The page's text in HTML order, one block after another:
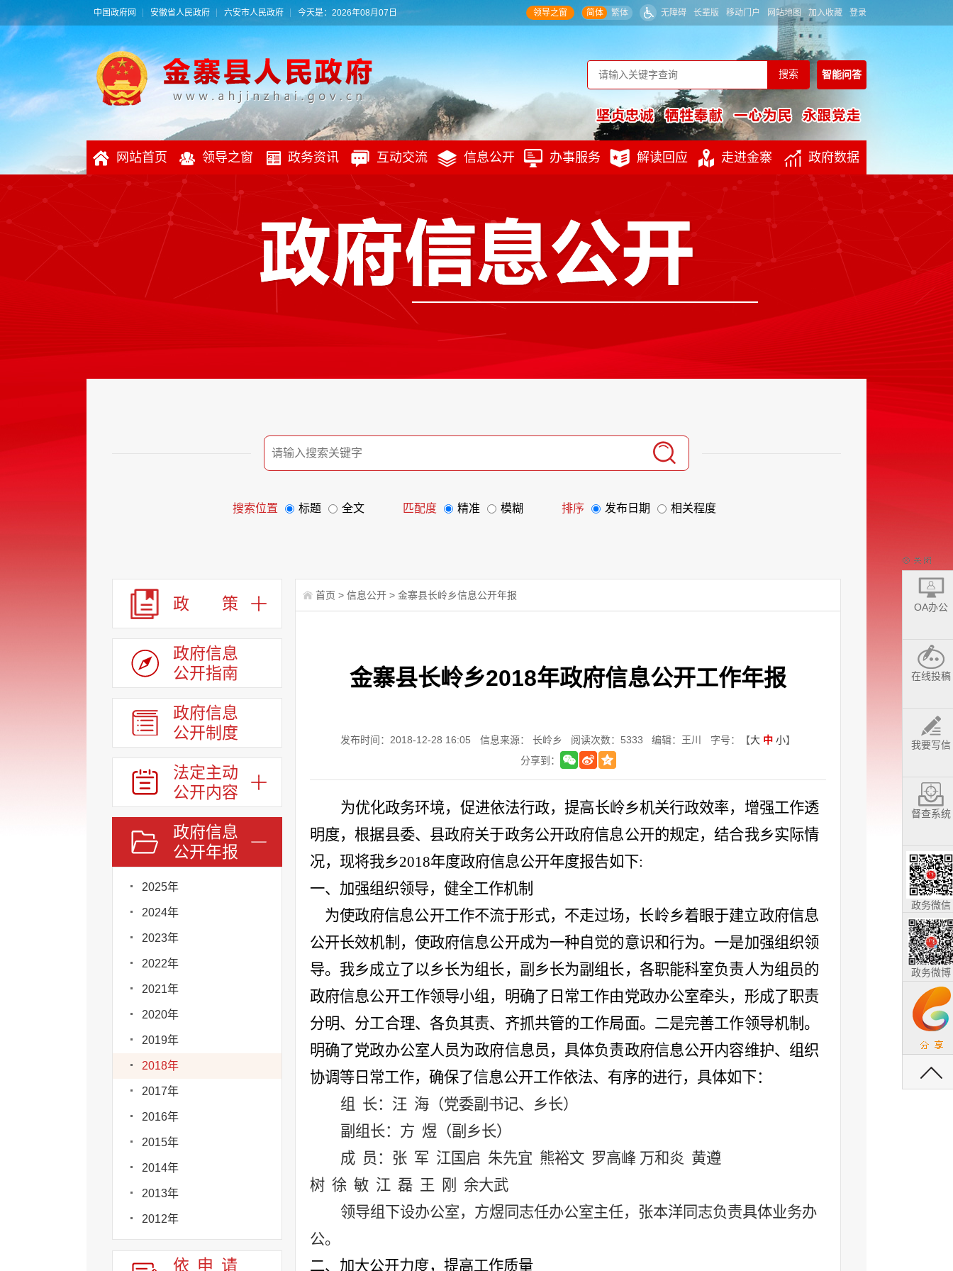
中国政府网 安徽省人民政府 六安市人民政府 今天是：2026年08月07日 领导之窗 简体 繁体 无障碍 长辈版 移动门户 网站地图 加入收藏 登录
智能问答
网站首页 领导之窗 政务资讯 互动交流 信息公开 办事服务 解读回应 走进金寨 政府数据
搜索位置 标题 全文 匹配度 精准 模糊 排序 发布日期 相关程度
政 策
政府信息
公开指南
政府信息
公开制度
法定主动
公开内容
政府信息
公开年报
2025年
2024年
2023年
2022年
2021年
2020年
2019年
2018年
2017年
2016年
2015年
2014年
2013年
2012年
依申请
首页 > 信息公开 > 金寨县长岭乡信息公开年报
金寨县长岭乡2018年政府信息公开工作年报
发布时间：2018-12-28 16:05 信息来源： 长岭乡 阅读次数： 5333 编辑：王川 字号：【大 中 小】
分享到：
为优化政务环境，促进依法行政，提高长岭乡机关行政效率，增强工作透
明度，根据县委、县政府关于政务公开政府信息公开的规定，结合我乡实际情
况，现将我乡2018年度政府信息公开年度报告如下:
一、加强组织领导，健全工作机制
为使政府信息公开工作不流于形式，不走过场， 长岭乡着眼于建立政府信息
公开长效机制，使政府信息公开成为一种自觉的意识和行为。 一是加强组织领
导。我乡成立了以乡长为组长， 副乡长为副组长，各职能科室负责人为组员的
政府信息公开工作领导小组，明确了日常工作由党政办公室牵头，形成了职责
分明、分工合理、各负其责、齐抓共管的工作局面。二是完善工作领导机制。
明确了党政办公室人员为政府信息员，具体负责政府信息公开内容维护、组织
协调等日常工作，确保了信息公开工作依法、有序的进行， 具体如下：
组
长：汪 海（党委副书记、乡长）
副组长：方 煜（副乡长）
成员：张 军 江国启 朱先宜 熊裕文 罗高峰 万和炎 黄遵
树 徐 敏 江 磊 王 刚 余大武
领导组下设办公室，方煜同志任办公室主任，张本洋同志负责具体业务办
公。
二、加大公开力度，提高工作质量
OA办公
在线投稿
我要写信
督查系统
政务微信
政务微博